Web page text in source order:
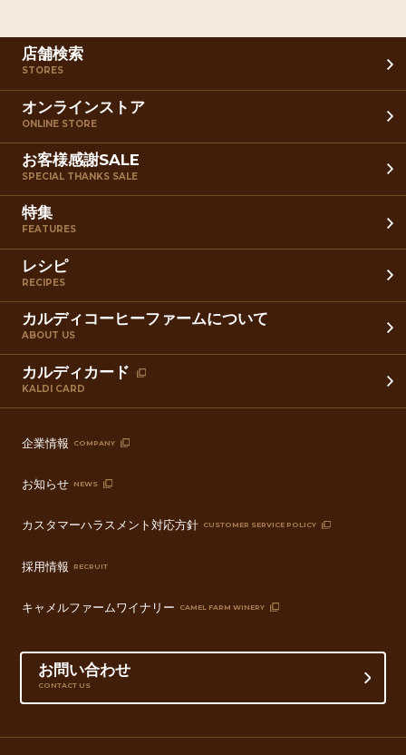
店舗検索
STORES
オンラインストア
ONLINE STORE
お客様感謝SALE
SPECIAL THANKS SALE
特集
FEATURES
レシピ
RECIPES
カルディコーヒーファームについて
ABOUT US
カルディカード
KALDI CARD
企業情報 COMPANY
お知らせ NEWS
カスタマーハラスメント対応方針 CUSTOMER SERVICE POLICY
採用情報 RECRUIT
キャメルファームワイナリー CAMEL FARM WINERY
お問い合わせ
CONTACT US